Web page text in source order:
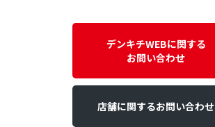
デンキチWEBに関する
お問い合わせ
店舗に関するお問い合わせ